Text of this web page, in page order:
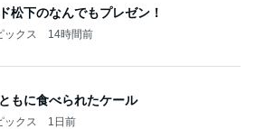
松下のなんでもプレゼン！
ックス 14時間前
もに食べられたケール
ックス 1日前